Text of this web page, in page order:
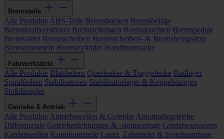
Bremsteile
Alle Produkte ABS-Teile Bremsbacken Bremsbeläge
Bremskraftverstärker Bremsleitungen Bremsleuchten Bremspedale
Bremssättel Bremsscheiben Bremsscheiben- & Bremsbelagsätze
Bremstrommeln Bremszylinder Handbremsseile
Fahrwerksteile
Alle Produkte Blattfedern Querlenker & Traggelenke Radlager
Spiralfedern Stabilisatoren Stabilisatorlager & Koppelstangen
Stoßdämpfer
Getriebe & Antrieb
Alle Produkte Antriebswellen & Gelenke Automatikgetriebe
Differenziale Getriebedichtungen & -simmerringe Getriebesensoren
Kardanwellen Kupplungsteile Lager, Zahnräder & Synchronringe